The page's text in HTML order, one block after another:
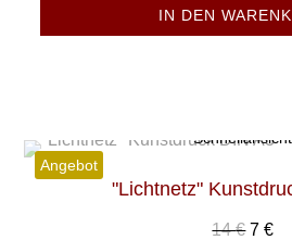
IN DEN
Angebot
Schnellansicht
"Lichtnetz"
14€ 7€